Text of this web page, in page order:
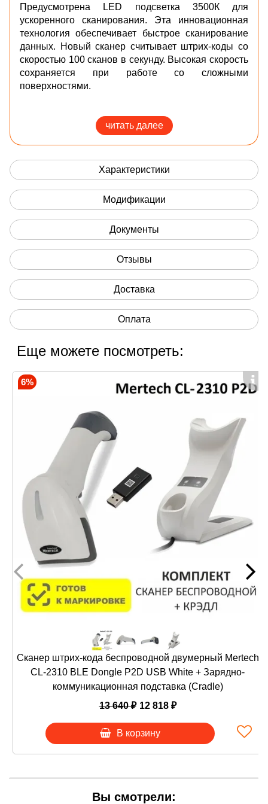
Предусмотрена LED подсветка 3500К для
ускоренного сканирования. Эта инновационная
технология обеспечивает быстрое сканирование
данных. Новый сканер считывает штрих-коды со
скоростью 100 сканов в секунду. Высокая скорость
сохраняется при работе со сложными
поверхностями.
системы Честный знак. Полностью соответствует
требованиям ФГИС/ЕГАИС и рекомендован
SuperLead - высокая скорость и качество
считывания любых штрих кодов. Считывает все
известные одномерные и двумерные штрих коды.
Видео-обзор сканера Mertech CL-2210
Модификации модели:
Черный сканер
Белый сканер
Технические характеристики
Емкость аккумуляторной батареи: 2600 мАч.
Устройство может работать без подзарядки
полную смену: не менее 12 часов. Для подзарядки
используется USB кабель.
Сканер способен работать в беспроводном и
стационарном режиме. В число интерфейсов
входит: USB (HID и COM), RS-232, Bluetooth/BLE
другими учетными программами.
В комплектацию входит Dongle-ключ с технолгией
передачи данных BLE 5.0. Технология
ползводляет передавать данные на расстояние до
Сканер изготовлен из АВС-пластика. Габаритные
размеры 170*95*70 мм. Прибор весит 162 гр.
50 падений с высоты 2 м. на бетонную
читать далее
Характеристики
Модификации
Документы
Отзывы
Доставка
Оплата
Еще можете посмотреть:
6%
Сканер штрих-кода беспроводной двумерный Mertech
CL-2310 BLE Dongle P2D USB White + Зарядно-
коммуникационная подставка (Cradle)
13 640 ₽ 12 818 ₽
В корзину
Вы смотрели: